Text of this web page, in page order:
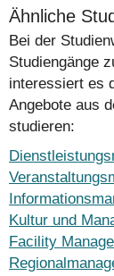
Ähnliche
Bei der
Studiengänge
interessiert es
Angebote aus
studieren:
Kultur und
Facility